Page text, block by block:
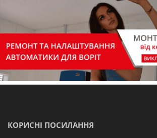
КОРИСНІ ПОСИЛАННЯ